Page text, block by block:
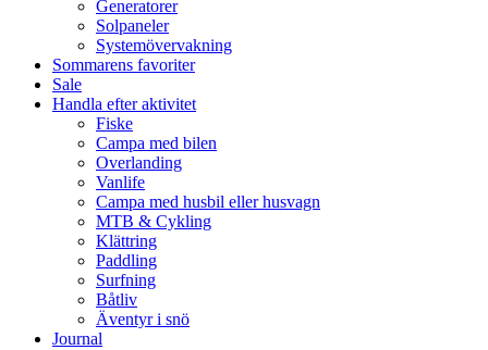
Generatorer
Solpaneler
Systemövervakning
Sommarens favoriter
Sale
Handla efter aktivitet
Fiske
Campa med bilen
Overlanding
Vanlife
Campa med husbil eller husvagn
MTB & Cykling
Klättring
Paddling
Surfning
Båtliv
Äventyr i snö
Journal